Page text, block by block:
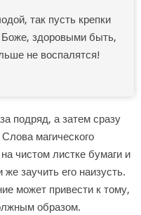
так пусть крепки
здоровыми быть,
не воспалятся!
подряд, а затем сразу
магического
чистом листке бумаги и
заучить его наизусть.
может привести к тому,
образом.